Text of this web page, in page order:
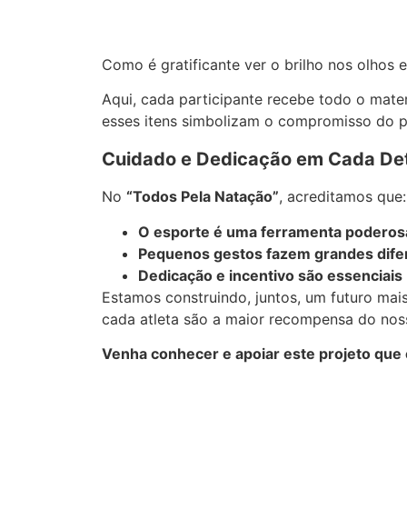
Como é gratificante ver o brilho nos olhos
Aqui, cada participante recebe todo o
esses itens simbolizam o compromisso do
Cuidado e Dedicação em Cada
No “Todos Pela Natação”, acreditamos que:
O esporte é uma ferramenta
Pequenos gestos fazem grandes
Dedicação e incentivo são essenciais
Estamos construindo, juntos, um futuro
cada atleta são a maior recompensa do
Venha conhecer e apoiar este projeto